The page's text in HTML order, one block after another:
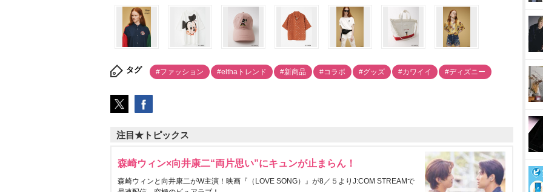
タグ #ファッション #elthaトレンド #新商品 #コラボ #グッズ #カワイイ #ディズニー
注目★トピックス
森崎ウィン×向井康二“両片思い”にキュンが止まらん！
森崎ウィンと向井康二がW主演！映画『（LOVE SONG）』が8／５よりJ:COM STREAMで